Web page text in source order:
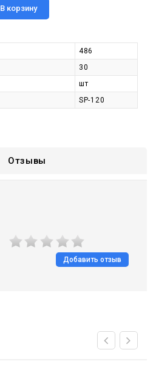
В корзину
486
30
шт
SP-120
Отзывы
Добавить отзыв